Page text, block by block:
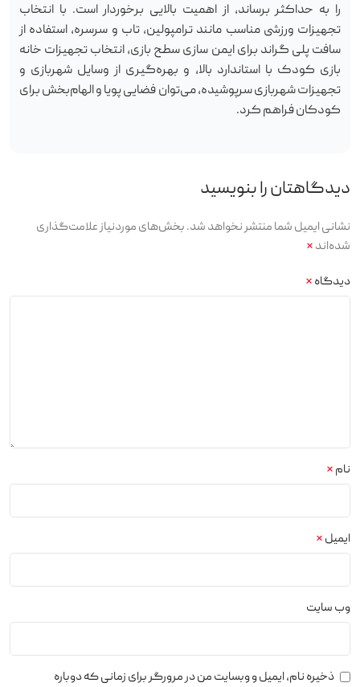
را به حداکثر برساند، از اهمیت بالایی برخوردار است. با انتخاب
تجهیزات ورزشی مناسب مانند ترامپولین، تاب و سرسره، استفاده از
سافت پلی گراند برای ایمن سازی سطح بازی، انتخاب تجهیزات خانه
بازی کودک با استاندارد بالا، و بهره‌گیری از وسایل شهربازی و
تجهیزات شهربازی سرپوشیده، می‌توان فضایی پویا و الهام‌بخش برای
کودکان فراهم کرد.
دیدگاهتان را بنویسید
نشانی ایمیل شما منتشر نخواهد شد.بخش‌های موردنیاز علامت‌گذاری
شده‌اند*
دیدگاه*
نام*
ایمیل*
وب‌ سایت
ذخیره نام، ایمیل و وبسایت من در مرورگر برای زمانی که دوباره